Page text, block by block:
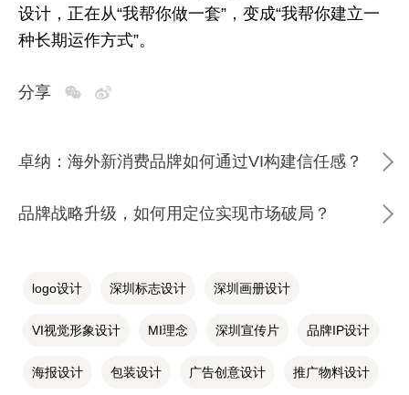
设计，正在从“我帮你做一套”，变成“我帮你建立一
种长期运作方式”。
分享
卓纳：海外新消费品牌如何通过VI构建信任感？
品牌战略升级，如何用定位实现市场破局？
logo设计 深圳标志设计 深圳画册设计
VI视觉形象设计 MI理念 深圳宣传片 品牌IP设计
海报设计 包装设计 广告创意设计 推广物料设计